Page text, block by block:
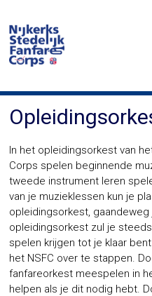
naar
de
inhoud
NSFC
Het
Corps
In het opleidingsorkest van
Corps spelen beginnende
tweede instrument leren
van je muzieklessen kun je
opleidingsorkest,
opleidingsorkest zul je
spelen krijgen tot je klaar
het NSFC over te stappen.
fanfareorkest meespelen in
helpen als je dit nodig hebt.